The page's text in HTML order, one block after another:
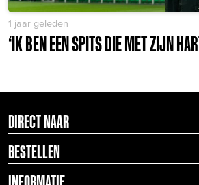
1 jaar geleden
‘IK BEN EEN SPITS DIE MET ZIJN
DIRECT NAAR
BESTELLEN